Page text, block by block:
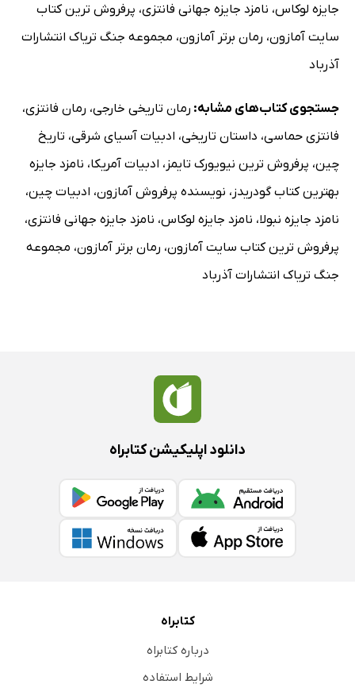
جایزه لوکاس، نامزد جایزه جهانی فانتزی، پرفروش ترین کتاب
سایت آمازون، رمان برتر آمازون، مجموعه جنگ تریاک انتشارات
آذرباد
جستجوی کتاب‌های مشابه: رمان تاریخی خارجی، رمان فانتزی،
فانتزی حماسی، داستان تاریخی، ادبیات آسیای شرقی، تاریخ
چین، پرفروش ترین نیویورک تایمز ، ادبیات آمریکا، نامزد جایزه
بهترین کتاب گودریدز ، نویسنده پرفروش آمازون، ادبیات چین،
نامزد جایزه نبولا، نامزد جایزه لوکاس، نامزد جایزه جهانی فانتزی،
پرفروش ترین کتاب سایت آمازون، رمان برتر آمازون، مجموعه
جنگ تریاک انتشارات آذرباد
دانلود اپلیکیشن کتابراه
کتابراه
درباره کتابراه
شرایط استفاده